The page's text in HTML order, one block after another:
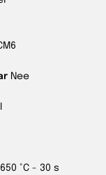
Nee
I
650 °C - 30 s